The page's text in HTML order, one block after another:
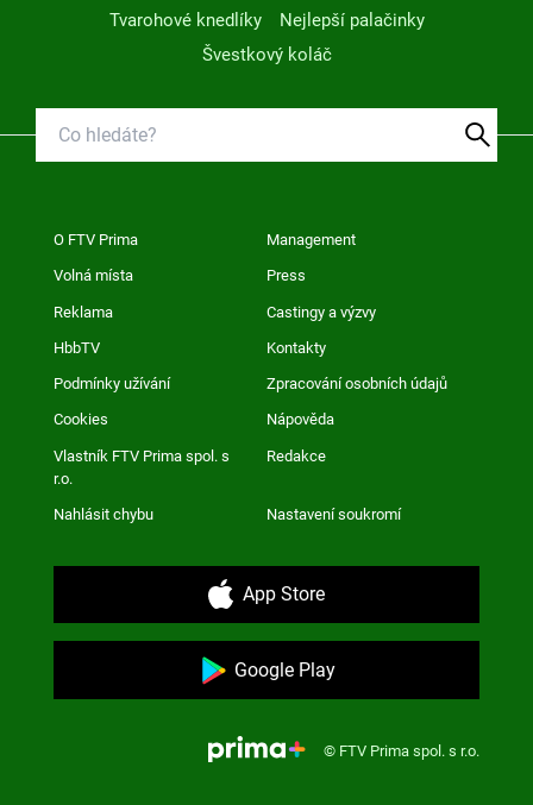
Tvarohové knedlíky
Nejlepší palačinky
Švestkový koláč
O FTV Prima Management
Volná místa Press
Reklama Castingy a výzvy
HbbTV Kontakty
Podmínky užívání Zpracování osobních údajů
Cookies Nápověda
Vlastník FTV Prima spol. s
r.o.
Redakce
Nahlásit chybu Nastavení soukromí
App Store
Google Play
© FTV Prima spol. s r.o.